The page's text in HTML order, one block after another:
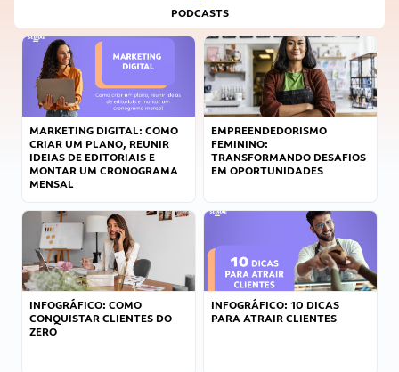
PODCASTS
MARKETING DIGITAL: COMO
CRIAR UM PLANO, REUNIR
IDEIAS DE EDITORIAIS E
MONTAR UM CRONOGRAMA
MENSAL
EMPREENDEDORISMO
FEMININO:
TRANSFORMANDO DESAFIOS
EM OPORTUNIDADES
INFOGRÁFICO: COMO
CONQUISTAR CLIENTES DO
ZERO
INFOGRÁFICO: 10 DICAS
PARA ATRAIR CLIENTES